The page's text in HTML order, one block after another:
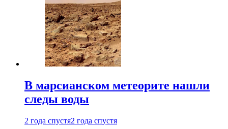
В марсианском метеорите нашли
следы воды
2 года спустя2 года спустя